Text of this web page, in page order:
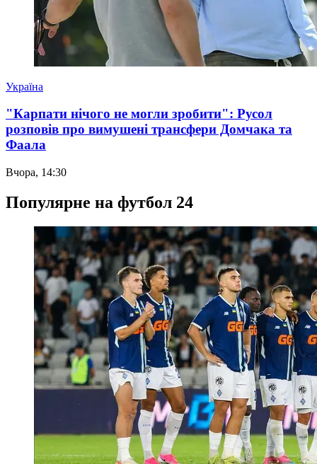
Україна
"Карпати нічого не могли зробити": Русол
розповів про вимушені трансфери Домчака та
Фаала
Вчора, 14:30
Популярне на футбол 24